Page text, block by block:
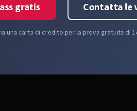
gratis Contatta le
una carta di credito per la prova gratuita di